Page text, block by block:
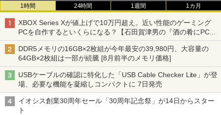
1時間 24時間 1週間 1カ月
XBOX Series Xが値上げで10万円超え。近い性能のゲーミング
PCを自作するといくらになる？【石田賀津男の『酒の肴にPCゲ
ーム』】
DDR5メモリの16GB×2枚組が今年最安の39,980円、大容量の
64GB×2枚組は一部が続騰 [8月前半のメモリ価格]
USBケーブルの確認に特化した「USB Cable Checker Lite」が登
場、必要な機能を凝縮しコンパクトに 7日発売
イオシス創業30周年セール「30周年記念祭」が14日からスター
ト